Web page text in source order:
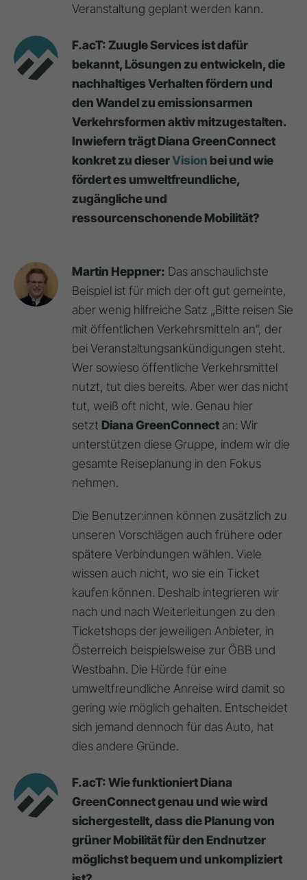
Veranstaltung geplant werden kann.
F.acT: Zuugle Services ist dafür
bekannt, Lösungen zu entwickeln, die
nachhaltiges Verhalten fördern und
den Wandel zu emissionsarmen
Verkehrsformen aktiv mitzugestalten.
Inwiefern trägt Diana GreenConnect
konkret zu dieserVisionbei und wie
fördert es umweltfreundliche,
zugängliche und
ressourcenschonende Mobilität?
Martin Heppner: Das anschaulichste
Beispiel ist für mich der oft gut gemeinte,
aber wenig hilfreiche Satz „Bitte reisen Sie
mit öffentlichen Verkehrsmitteln an“, der
bei Veranstaltungsankündigungen steht.
Wer sowieso öffentliche Verkehrsmittel
nutzt, tut dies bereits. Aber wer das nicht
tut, weiß oft nicht, wie. Genau hier
setzt Diana GreenConnect an: Wir
unterstützen diese Gruppe, indem wir die
gesamte Reiseplanung in den Fokus
nehmen.
Die Benutzer:innen können zusätzlich zu
unseren Vorschlägen auch frühere oder
spätere Verbindungen wählen. Viele
wissen auch nicht, wo sie ein Ticket
kaufen können. Deshalb integrieren wir
nach und nach Weiterleitungen zu den
Ticketshops der jeweiligen Anbieter, in
Österreich beispielsweise zur ÖBB und
Westbahn. Die Hürde für eine
umweltfreundliche Anreise wird damit so
gering wie möglich gehalten. Entscheidet
sich jemand dennoch für das Auto, hat
dies andere Gründe.
F.acT: Wie funktioniert Diana
GreenConnect genau und wie wird
sichergestellt, dass die Planung von
grüner Mobilität für den Endnutzer
möglichst bequem und unkompliziert